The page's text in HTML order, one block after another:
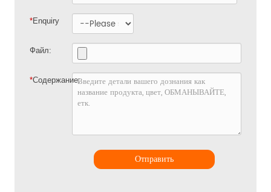
*Enquiry
Файл:
*Содержание:
Отправить